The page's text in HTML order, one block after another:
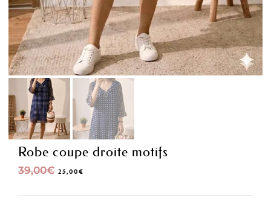
Robe coupe droite motifs
39,00€ 25,00€